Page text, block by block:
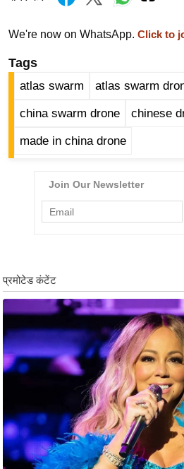
B
e
a
n
इ
फ
स्टा
इ
ल
टे
जी
ब्यू
टी
We're now on WhatsApp. Click to
Tags
atlas swarm atlas swarm
china swarm drone chinese
made in china drone